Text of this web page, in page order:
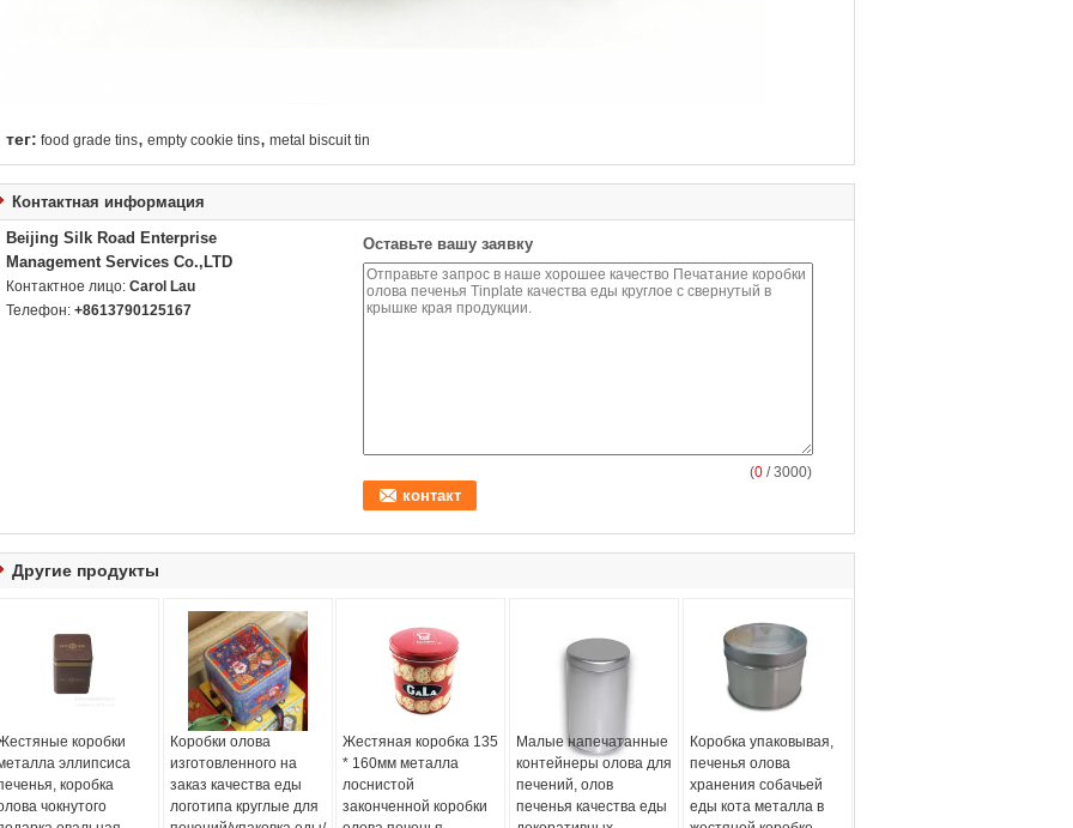
тег: food grade tins, empty cookie tins, metal biscuit tin
Контактная информация
Beijing Silk Road Enterprise
Management Services Co.,LTD
Контактное лицо: Carol Lau
Телефон: +8613790125167
Оставьте вашу заявку
(0 / 3000)
Другие продукты
коробки
эллипсиса
коробка
чокнутого
Коробки олова
изготовленного на
заказ качества еды
логотипа круглые для
Жестяная коробка 135
* 160мм металла
лоснистой
законченной коробки
Малые напечатанные
контейнеры олова для
печений, олов
печенья качества еды
Коробка упаковывая,
печенья олова
хранения собачьей
еды кота металла в